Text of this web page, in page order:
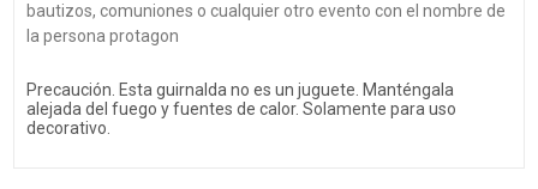
bautizos, comuniones o cualquier otro evento con el nombre de
la persona protagon
Precaución. Esta guirnalda no es un juguete. Manténgala
alejada del fuego y fuentes de calor. Solamente para uso
decorativo.